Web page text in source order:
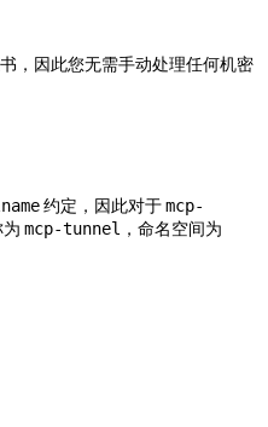
，因此您无需手动处理任何机密
约定，因此对于mcp-
mcp-tunnel ，命名空间为